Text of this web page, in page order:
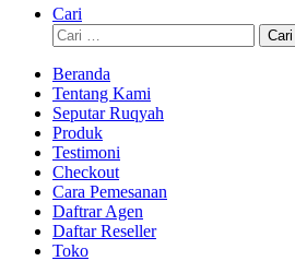
Cari
Cari
untuk:
Beranda
Tentang Kami
Seputar Ruqyah
Produk
Testimoni
Checkout
Cara Pemesanan
Daftrar Agen
Daftar Reseller
Toko